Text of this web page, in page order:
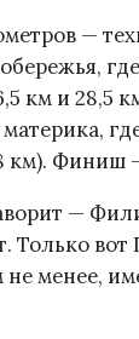
—
км и 28,5
материка,
км). Финиш
—
Только
не менее,